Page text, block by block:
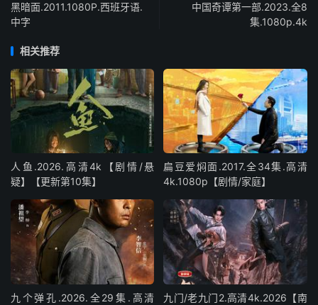
黑暗面.2011.1080P.西班牙语.
中字
中国奇谭第一部.2023.全8
集.1080p.4k
相关推荐
人鱼.2026.高清4k【剧情/悬
疑】【更新第10集】
扁豆爱焖面.2017.全34集.高清
4k.1080p【剧情/家庭】
九个弹孔.2026.全29集.高清
九门/老九门2.高清4k.2026【南